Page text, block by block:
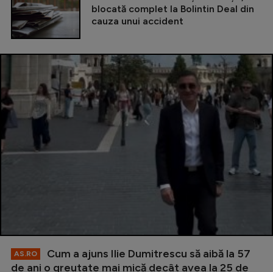
blocată complet la Bolintin Deal din
cauza unui accident
AS.RO
Cum a ajuns Ilie Dumitrescu să aibă la 57
de ani o greutate mai mică decât avea la 25 de